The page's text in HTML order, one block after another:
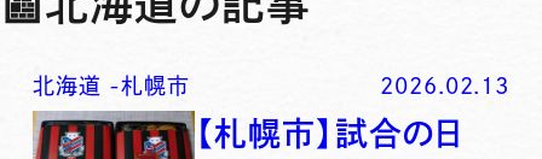
北海道 -札幌市 2026.02.13
【札幌市】試合の日